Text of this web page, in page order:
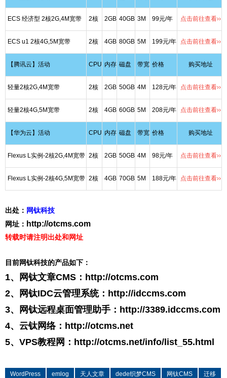
ECS 经济型 2核2G,4M宽带 2核 2GB 40GB 3M 99元/年 点击前往查看››
ECS u1 2核4G,5M宽带 2核 4GB 80GB 5M 199元/年 点击前往查看››
【腾讯云】活动 CPU 内存 磁盘 带宽 价格 购买地址
轻量2核2G,4M宽带 2核 2GB 50GB 4M 128元/年 点击前往查看››
轻量2核4G,5M宽带 2核 4GB 60GB 5M 208元/年 点击前往查看››
【华为云】活动 CPU 内存 磁盘 带宽 价格 购买地址
Flexus L实例-2核2G,4M宽带 2核 2GB 50GB 4M 98元/年 点击前往查看››
Flexus L实例-2核4G,5M宽带 2核 4GB 70GB 5M 188元/年 点击前往查看››
出处： 网钛科技
网址： http://otcms.com
转载时请注明出处和网址
目前网钛科技的产品如下：
1、网钛文章CMS： http://otcms.com
2、网钛IDC云管理系统： http://idccms.com
3、网钛远程桌面管理助手： http://3389.idccms.com
4、云钛网络： http://otcms.net
5、VPS教程网： http://otcms.net/info/list_55.html
WordPress emlog 天人文章 dede织梦CMS 网钛CMS 迁移